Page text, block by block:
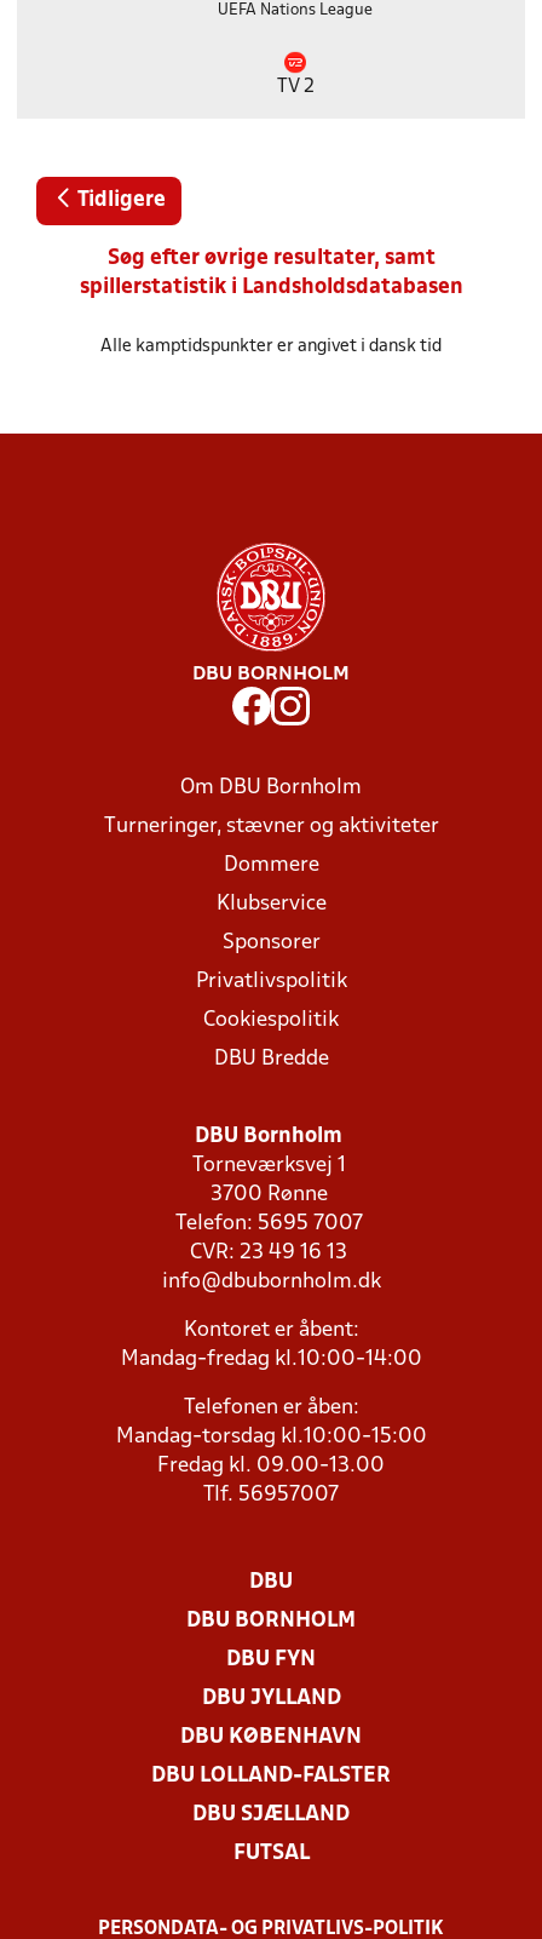
UEFA Nations League
TV 2
Tidligere
Søg efter øvrige resultater, samt
spillerstatistik i Landsholdsdatabasen
Alle kamptidspunkter er angivet i dansk tid
DBU BORNHOLM
Om DBU Bornholm
Turneringer, stævner og aktiviteter
Dommere
Klubservice
Sponsorer
Privatlivspolitik
Cookiespolitik
DBU Bredde
DBU Bornholm
Torneværksvej 1
3700 Rønne
Telefon: 5695 7007
CVR: 23 49 16 13
info@dbubornholm.dk
Kontoret er åbent:
Mandag-fredag kl.10:00-14:00
Telefonen er åben:
Mandag-torsdag kl.10:00-15:00
Fredag kl. 09.00-13.00
Tlf. 56957007
DBU
DBU BORNHOLM
DBU FYN
DBU JYLLAND
DBU KØBENHAVN
DBU LOLLAND-FALSTER
DBU SJÆLLAND
FUTSAL
PERSONDATA- OG PRIVATLIVS-POLITIK